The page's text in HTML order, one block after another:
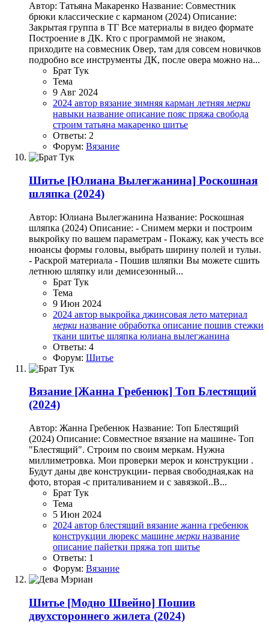
Автор: Татьяна Макаренко Название: Совместник
брюки классические с карманом (2024) Описание:
Закрытая группа в ТГ Все материалы в видео формате
Построение в ДК. Кто с программой не знаком,
приходите на совмесник Овер, там для совсем новичков
подробно все инструменты ДК, после овера можно на...
Брат Тук
Тема
9 Авг 2024
2024 автор вязание зимняя карман летняя мерки
навыки название описание пояс пряжа свобода
строим татьяна макаренко шитье
Ответы: 2
Форум: Вязание
Шитье [Юлиана Вылегжанина] Роскошная
шляпка (2024)
Автор: Юлиана Вылегжанина Название: Роскошная
шляпка (2024) Описание: - Снимем мерки и построим
выкройку по вашем параметрам - Покажу, как учесть все
нюансы формы головы, выбрать ширину полей и тульи.
- Раскрой материала - Пошив шляпки Вы можете сшить
летнюю шляпку или демисезонный...
Брат Тук
Тема
9 Июн 2024
2024 автор выкройка джинсовая лето материал
мерки название обработка описание пошив стежки
ткани шитье шляпка юлиана вылегжанина
Ответы: 4
Форум: Шитье
Вязание [Жанна Гребенюк] Топ Блестящий
(2024)
Автор: Жанна Гребенюк Название: Топ Блестящий
(2024) Описание: Совместное вязание на машине- Топ
"Блестящий". Строим по своим меркам. Нужна
миллиметровка. Мои проверки мерок и конструкции .
Будут даны две конструкции- первая свободная,как на
фото, вторая -с приталиванием и с завязкой..В...
Брат Тук
Тема
5 Июн 2024
2024 автор блестящий вязание жанна гребенюк
конструкции люрекс машине мерки название
описание пайетки пряжа топ шитье
Ответы: 1
Форум: Вязание
Шитье [Модно Швейно] Пошив
двухстороннего жилета (2024)